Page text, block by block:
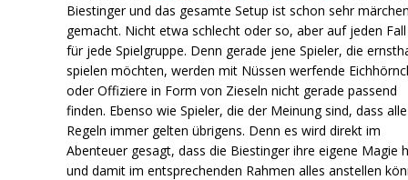
Biestinger und das gesamte Setup ist schon sehr
gemacht. Nicht etwa schlecht oder so, aber auf jeden
für jede Spielgruppe. Denn gerade jene Spieler, die
spielen möchten, werden mit Nüssen werfende
oder Offiziere in Form von Zieseln nicht gerade passend
finden. Ebenso wie Spieler, die der Meinung sind, dass alle
Regeln immer gelten übrigens. Denn es wird direkt im
Abenteuer gesagt, dass die Biestinger ihre eigene Magie
und damit im entsprechenden Rahmen alles anstellen